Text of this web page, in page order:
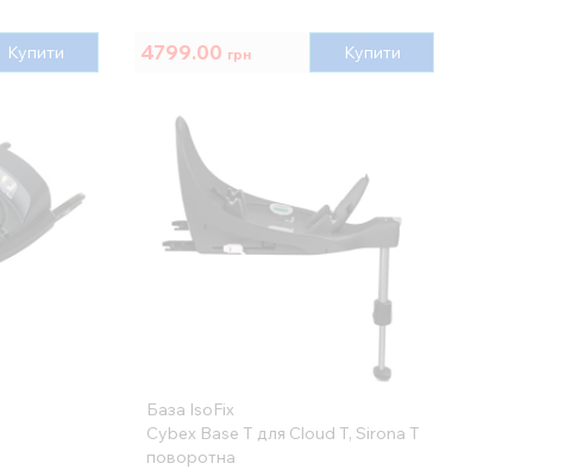
Купити 4799.00 грн Купити
База IsoFix
Cybex Base T для Cloud T, Sirona T
поворотна